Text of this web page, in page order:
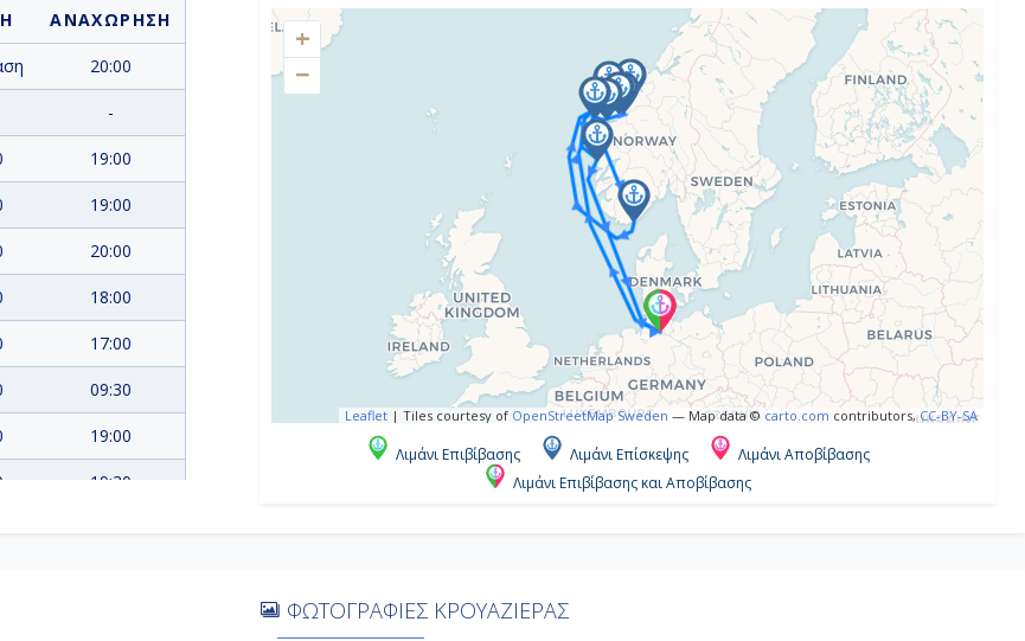
ΑΝΑΧΩΡΗΣΗ
20:00
-
19:00
19:00
20:00
18:00
17:00
09:30
19:00
19:30
+
−
Leaflet | Tiles courtesy of OpenStreetMap Sweden — Map data © carto.com contributors,CC-BY-SA
Λιμάνι Επιβίβασης Λιμάνι Επίσκεψης
Λιμάνι Αποβίβασης
Λιμάνι Επιβίβασης και Αποβίβασης
ΦΩΤΟΓΡΑΦΙΕΣ ΚΡΟΥΑΖΙΕΡΑΣ